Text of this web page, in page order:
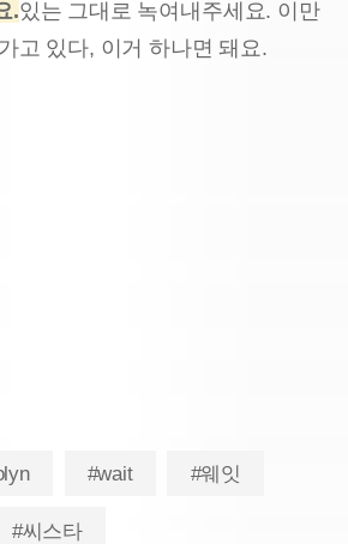
.있는 그대로 녹여내주세요. 이만
고 있다, 이거 하나면 돼요.
#wait #웨잇
#씨스타